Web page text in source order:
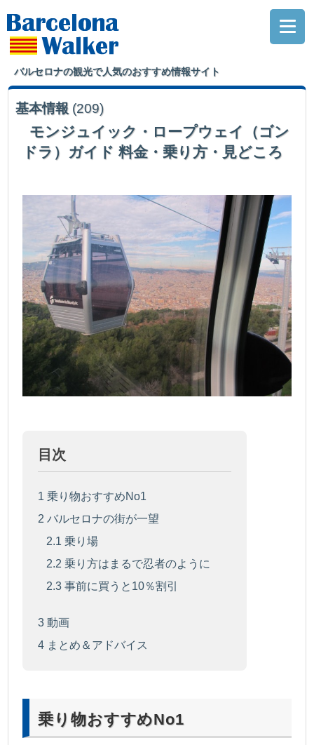
バルセロナの観光で人気のおすすめ情報サイト
基本情報 (209)
モンジュイック・ロープウェイ（ゴン
ドラ）ガイド 料金・乗り方・見どころ
目次
1 乗り物おすすめNo1
2 バルセロナの街が一望
2.1 乗り場
2.2 乗り方はまるで忍者のように
2.3 事前に買うと10％割引
3 動画
4 まとめ＆アドバイス
乗り物おすすめNo1